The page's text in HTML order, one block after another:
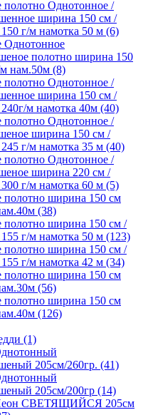
полотно Однотонное /
ширина 150 см /
150 г/м намотка 50 м (6)
Однотонное
полотно ширина 150
нам.50м (8)
полотно Однотонное /
ширина 150 см /
240г/м намотка 40м (40)
полотно Однотонное /
ширина 150 см /
245 г/м намотка 35 м (40)
полотно Однотонное /
ширина 220 см /
300 г/м намотка 60 м (5)
полотно ширина 150 см
(38)
полотно ширина 150 см /
155 г/м намотка 50 м (123)
полотно ширина 150 см /
155 г/м намотка 42 м (34)
полотно ширина 150 см
(56)
полотно ширина 150 см
(126)
(1)
205см/260гр. (41)
205см/200гр (14)
СВЕТЯЩИЙСЯ 205см